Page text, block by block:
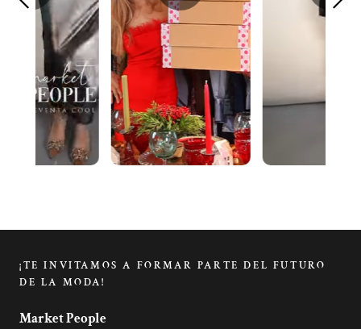
¡TE INVITAMOS A FORMAR PARTE DEL FUTURO
DE LA MODA!
Market People